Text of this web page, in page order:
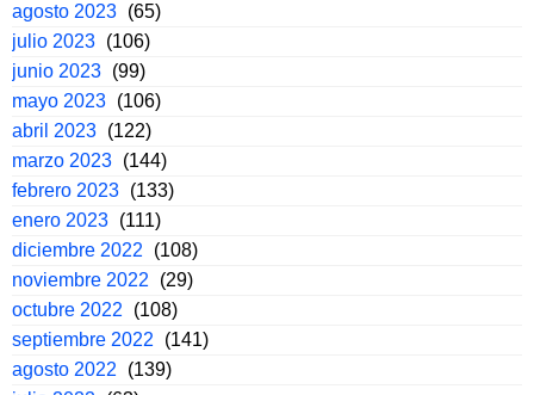
agosto 2023 (65)
julio 2023 (106)
junio 2023 (99)
mayo 2023 (106)
abril 2023 (122)
marzo 2023 (144)
febrero 2023 (133)
enero 2023 (111)
diciembre 2022
(108)
noviembre 2022
(29)
octubre 2022
(108)
septiembre 2022
(141)
agosto 2022
(139)